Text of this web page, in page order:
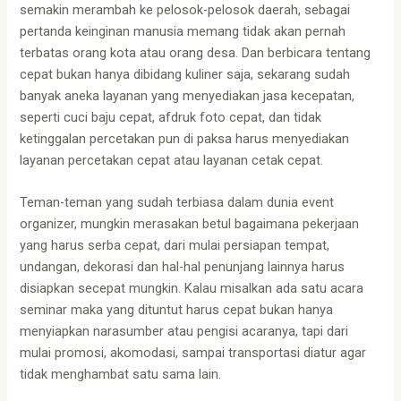
semakin merambah ke pelosok-pelosok daerah, sebagai
pertanda keinginan manusia memang tidak akan pernah
terbatas orang kota atau orang desa. Dan berbicara tentang
cepat bukan hanya dibidang kuliner saja, sekarang sudah
banyak aneka layanan yang menyediakan jasa kecepatan,
seperti cuci baju cepat, afdruk foto cepat, dan tidak
ketinggalan percetakan pun di paksa harus menyediakan
layanan percetakan cepat atau layanan cetak cepat.
Teman-teman yang sudah terbiasa dalam dunia event
organizer, mungkin merasakan betul bagaimana pekerjaan
yang harus serba cepat, dari mulai persiapan tempat,
undangan, dekorasi dan hal-hal penunjang lainnya harus
disiapkan secepat mungkin. Kalau misalkan ada satu acara
seminar maka yang dituntut harus cepat bukan hanya
menyiapkan narasumber atau pengisi acaranya, tapi dari
mulai promosi, akomodasi, sampai transportasi diatur agar
tidak menghambat satu sama lain.